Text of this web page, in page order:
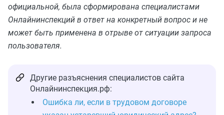
официальной, была сформирована специалистами
Онлайнинспекций в ответ на конкретный вопрос и не
может быть применена в отрыве от ситуации запроса
пользователя.
Другие разъяснения специалистов сайта
Онлайнинспекция.рф:
Ошибка ли, если в трудовом договоре